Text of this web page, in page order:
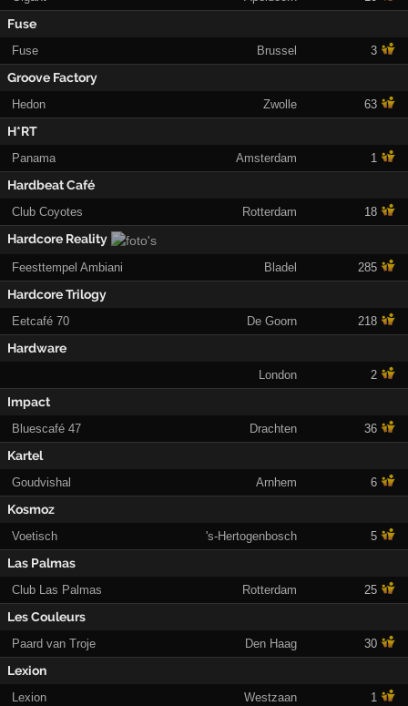
Fuse
Fuse Brussel 3
Groove Factory
Hedon Zwolle 63
H*RT
Panama Amsterdam 1
Hardbeat Café
Club Coyotes Rotterdam 18
Hardcore Reality
Feesttempel Ambiani Bladel 285
Hardcore Trilogy
Eetcafé 70 De Goorn 218
Hardware
London 2
Impact
Bluescafé 47 Drachten 36
Kartel
Goudvishal Arnhem 6
Kosmoz
Voetisch 's-Hertogenbosch 5
Las Palmas
Club Las Palmas Rotterdam 25
Les Couleurs
Paard van Troje Den Haag 30
Lexion
Lexion Westzaan 1